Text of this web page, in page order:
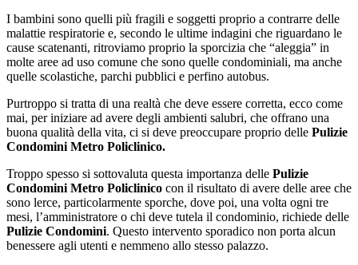
I bambini sono quelli più fragili e soggetti proprio a contrarre delle
malattie respiratorie e, secondo le ultime indagini che riguardano le
cause scatenanti, ritroviamo proprio la sporcizia che “aleggia” in
molte aree ad uso comune che sono quelle condominiali, ma anche
quelle scolastiche, parchi pubblici e perfino autobus.
Purtroppo si tratta di una realtà che deve essere corretta, ecco come
mai, per iniziare ad avere degli ambienti salubri, che offrano una
buona qualità della vita, ci si deve preoccupare proprio delle Pulizie
Condomini Metro Policlinico.
Troppo spesso si sottovaluta questa importanza delle Pulizie
Condomini Metro Policlinico con il risultato di avere delle aree che
sono lerce, particolarmente sporche, dove poi, una volta ogni tre
mesi, l’amministratore o chi deve tutela il condominio, richiede delle
Pulizie Condomìni. Questo intervento sporadico non porta alcun
benessere agli utenti e nemmeno allo stesso palazzo.